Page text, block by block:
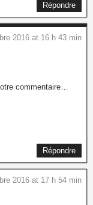
Répondre
2016 at 16 h 43 min
commentaire…
Répondre
2016 at 17 h 54 min